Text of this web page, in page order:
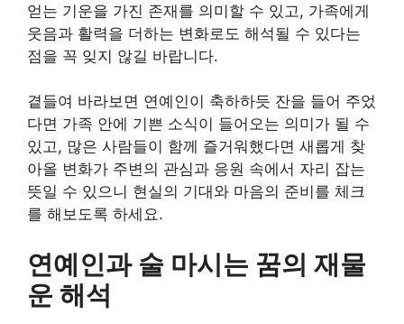
얻는 기운을 가진 존재를 의미할 수 있고, 가족에게
웃음과 활력을 더하는 변화로도 해석될 수 있다는
점을 꼭 잊지 않길 바랍니다.
곁들여 바라보면 연예인이 축하하듯 잔을 들어 주었
다면 가족 안에 기쁜 소식이 들어오는 의미가 될 수
있고, 많은 사람들이 함께 즐거워했다면 새롭게 찾
아올 변화가 주변의 관심과 응원 속에서 자리 잡는
뜻일 수 있으니 현실의 기대와 마음의 준비를 체크
를 해보도록 하세요.
연예인과 술 마시는 꿈의 재물
운 해석